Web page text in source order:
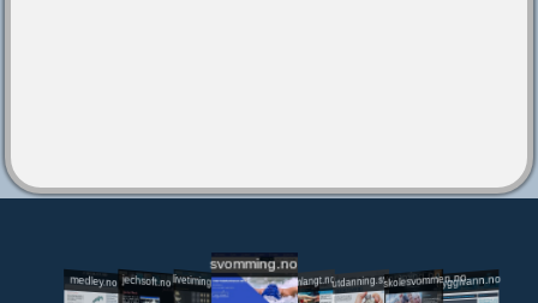
medley.no jechsoft.nolivetiming.medley.no
svomming.no
svomlangt.noutdanning.svomming.no
skolesvommen.notryggivann.no